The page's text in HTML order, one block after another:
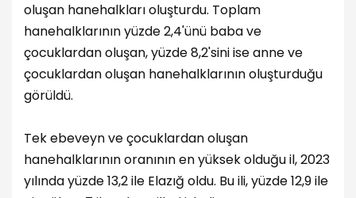
oluşan hanehalkları oluşturdu. Toplam
hanehalklarının yüzde 2,4'ünü baba ve
çocuklardan oluşan, yüzde 8,2'sini ise anne ve
çocuklardan oluşan hanehalklarının oluşturduğu
görüldü.
Tek ebeveyn ve çocuklardan oluşan
hanehalklarının oranının en yüksek olduğu il, 2023
yılında yüzde 13,2 ile Elazığ oldu. Bu ili, yüzde 12,9 ile